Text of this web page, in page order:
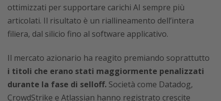
ottimizzati per supportare carichi AI sempre più
articolati. Il risultato è un riallineamento dell’intera
filiera, dal silicio fino al software applicativo.
Il mercato azionario ha reagito premiando soprattutto
i titoli che erano stati maggiormente penalizzati
durante la fase di selloff. Società come Datadog,
CrowdStrike e Atlassian hanno registrato crescite